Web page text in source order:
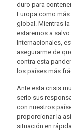
duro para
Europa como
global. Mientras
estaremos a
Internacionales,
asegurarme de
contra esta
los países más
Ante esta crisis
serio sus
con nuestros
proporcionar la
situación en